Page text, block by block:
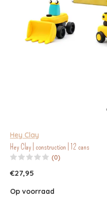
Hey Clay
Hey Clay | construction | 12 cans
(0)
€27,95
Op voorraad